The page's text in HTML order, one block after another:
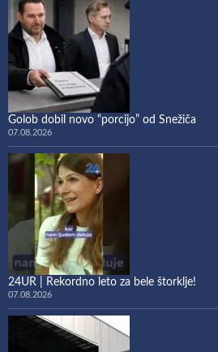
Golob dobil novo “porcijo” od Snežiča
07.08.2026
24UR | Rekordno leto za bele štorklje!
07.08.2026